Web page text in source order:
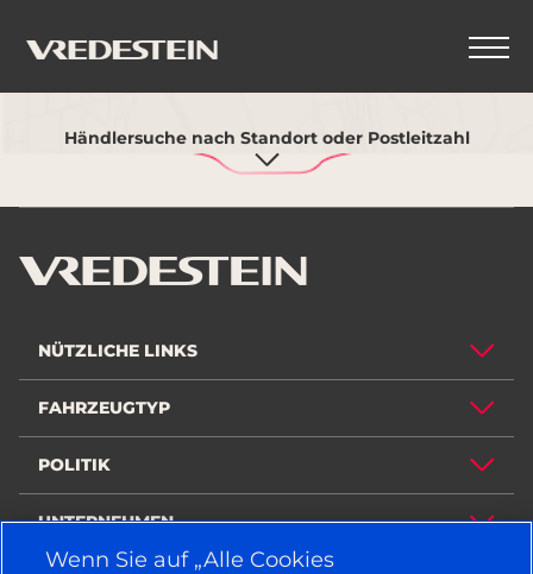
Händlersuche nach Standort oder Postleitzahl
NÜTZLICHE LINKS
FAHRZEUGTYP
POLITIK
UNTERNEHMEN
Wenn Sie auf „Alle Cookies